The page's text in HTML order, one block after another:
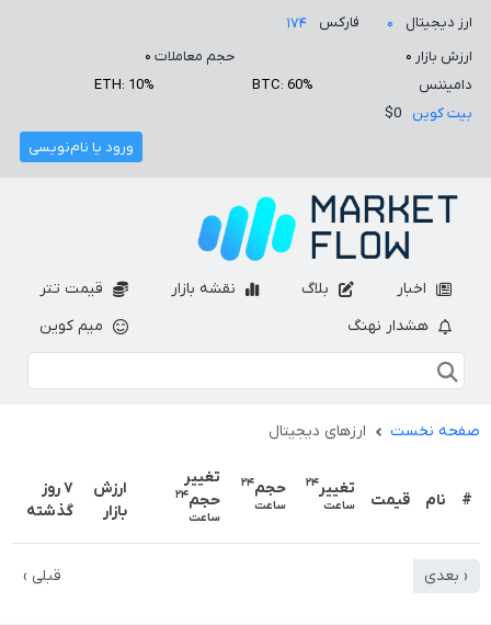
ارز دیجیتال ۰ فارکس
۱۷۴
ارزش بازار ۰ حجم معاملات ۰
دامیننس
BTC: 60%
ETH: 10%
بیت کوین
$0
ورود یا نام‌نویسی
اخبار بلاگ نقشه بازار
قیمت تتر
هشدار نهنگ
میم کوین
صفحه نخست ارزهای دیجیتال
# نام قیمت
تغییر۲۴
ساعت
حجم۲۴
ساعت
تغییر
حجم۲۴
ساعت
ارزش
بازار
۷ روز
گذشته
قبلی › ‹ بعدی